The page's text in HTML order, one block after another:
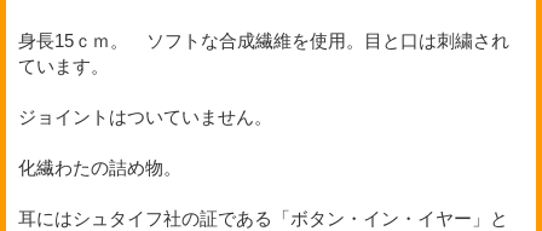
身長15ｃｍ。 ソフトな合成繊維を使用。目と口は刺繍され
ています。
ジョイントはついていません。
化繊わたの詰め物。
耳にはシュタイフ社の証である「ボタン・イン・イヤー」と